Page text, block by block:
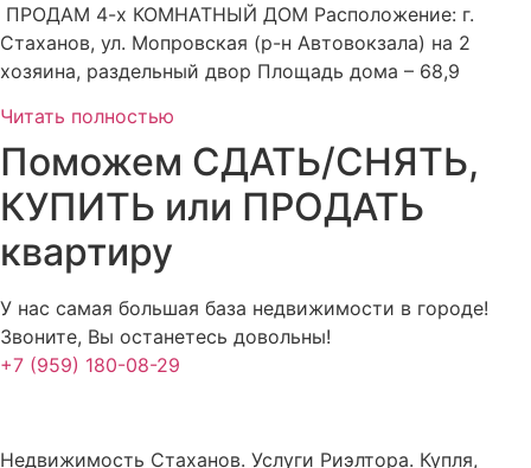
ПРОДАМ 4-х КОМНАТНЫЙ ДОМ Расположение: г.
Стаханов, ул. Мопровская (р-н Автовокзала) на 2
хозяина, раздельный двор Площадь дома – 68,9
Читать полностью
Поможем СДАТЬ/СНЯТЬ,
КУПИТЬ или ПРОДАТЬ
квартиру
У нас самая большая база недвижимости в городе!
Звоните, Вы останетесь довольны!
+7 (959) 180-08-29
Недвижимость Стаханов. Услуги Риэлтора. Купля,